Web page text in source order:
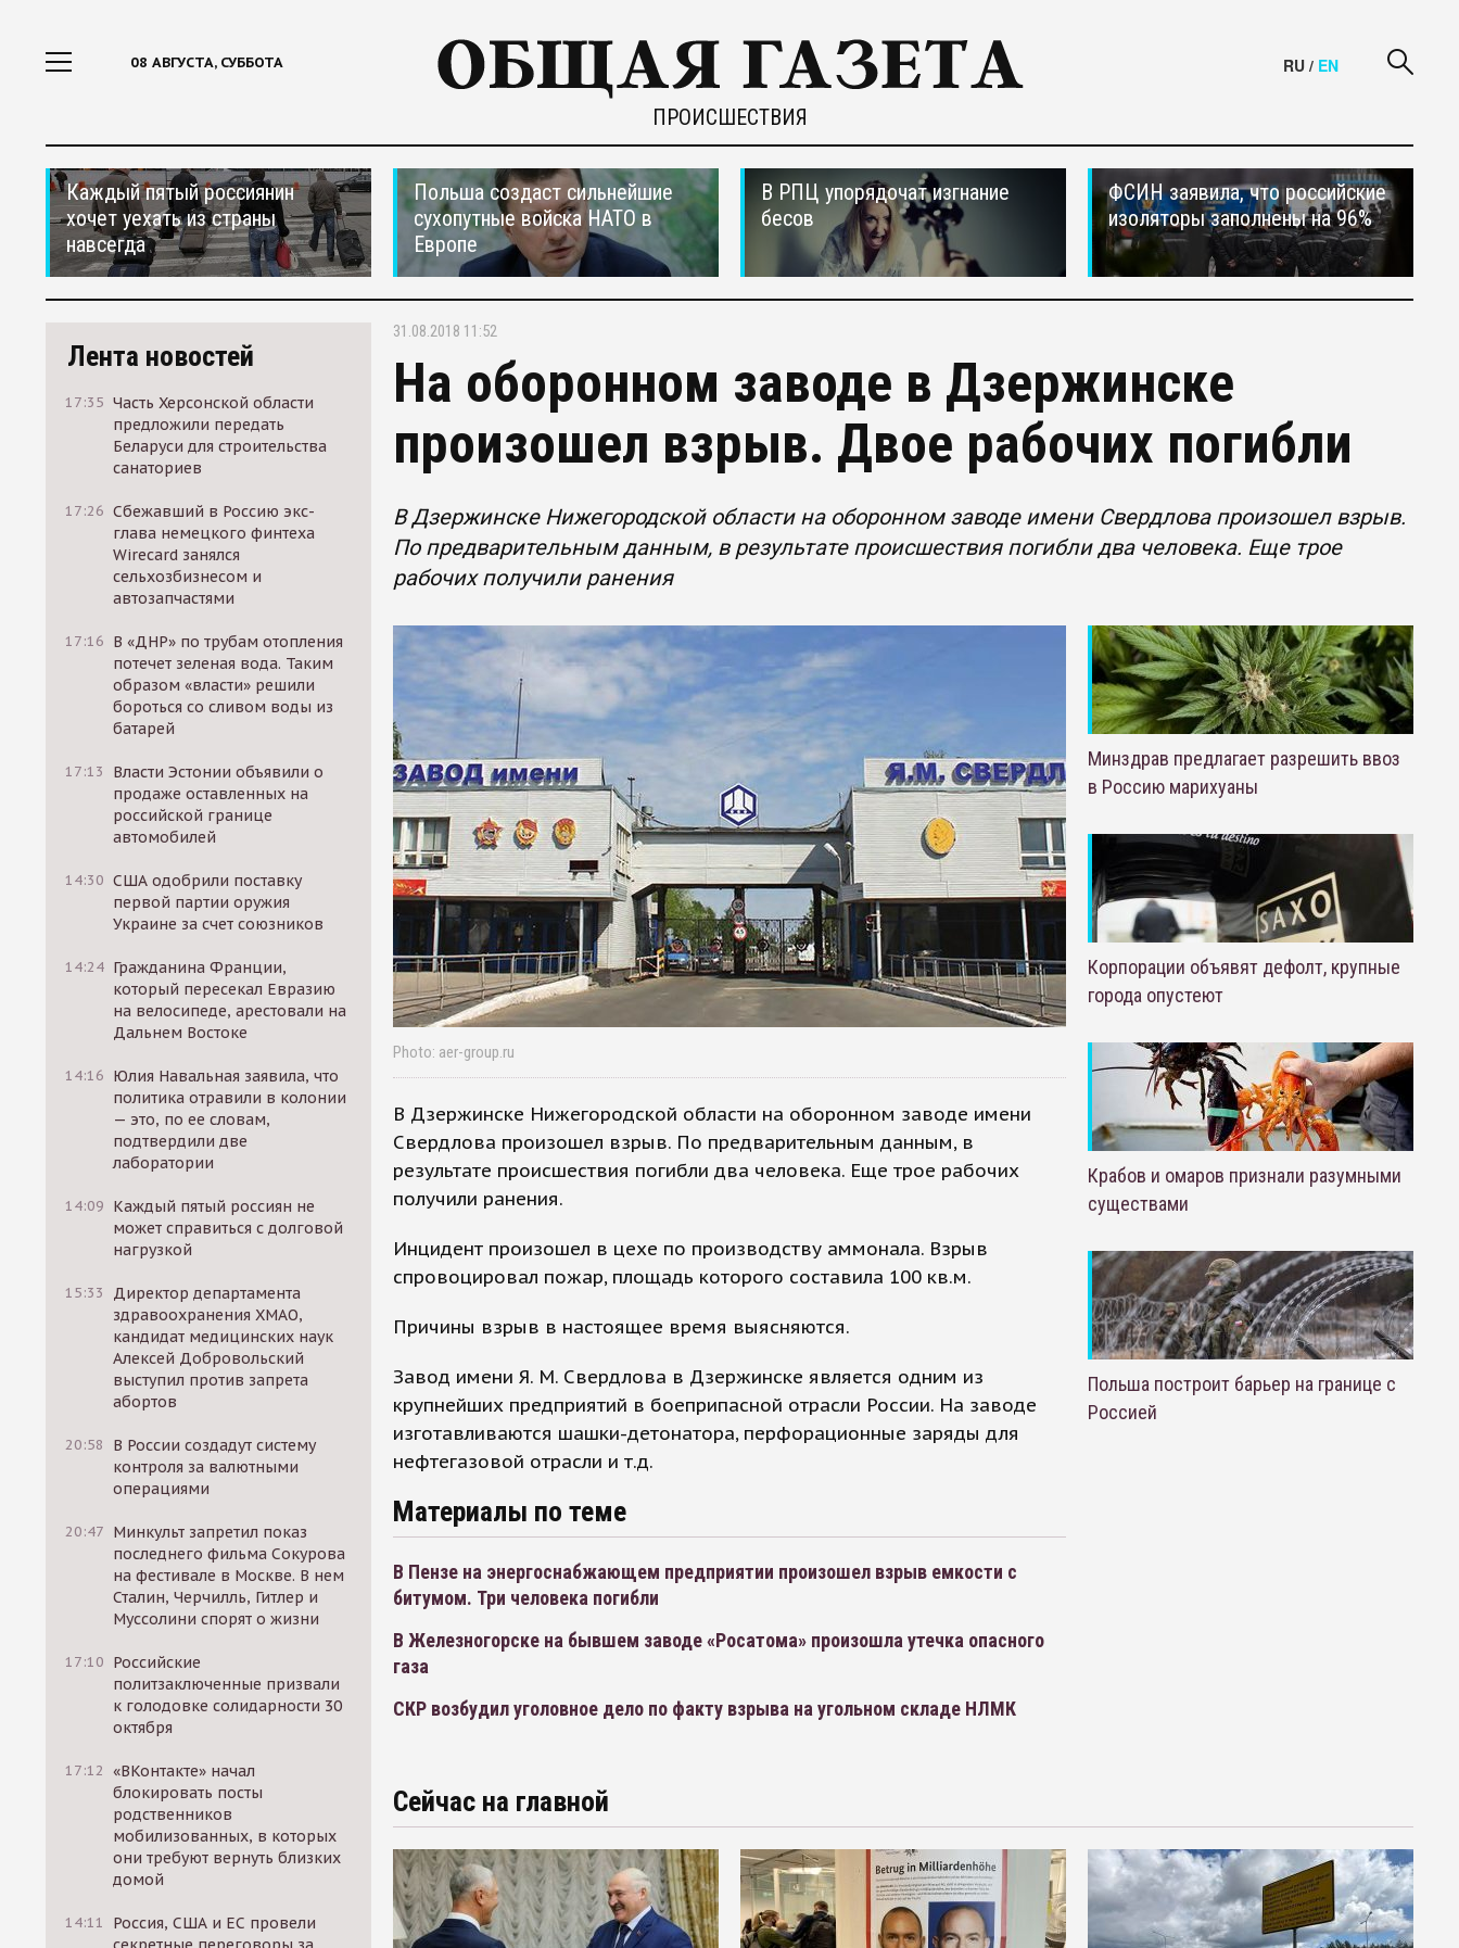
08 АВГУСТА, СУББОТА
ПРОИСШЕСТВИЯ
RU / EN
Каждый пятый россиянин
хочет уехать из страны
навсегда
Польша создаст сильнейшие
сухопутные войска НАТО в
Европе
В РПЦ упорядочат изгнание
бесов
ФСИН заявила, что российские
изоляторы заполнены на 96%
Лента новостей
17:35 Часть Херсонской области
предложили передать
Беларуси для строительства
санаториев
17:26 Сбежавший в Россию экс-
глава немецкого финтеха
Wirecard занялся
сельхозбизнесом и
автозапчастями
17:16 В «ДНР» по трубам отопления
потечет зеленая вода. Таким
образом «власти» решили
бороться со сливом воды из
батарей
17:13
Власти Эстонии объявили о
продаже оставленных на
российской границе
автомобилей
14:30 США одобрили поставку
первой партии оружия
Украине за счет союзников
14:24 Гражданина Франции,
который пересекал Евразию
на велосипеде, арестовали на
Дальнем Востоке
14:16 Юлия Навальная заявила, что
политика отравили в колонии
— это, по ее словам,
подтвердили две
лаборатории
14:09 Каждый пятый россиян не
может справиться с долговой
нагрузкой
15:33
Директор департамента
здравоохранения ХМАО,
кандидат медицинских наук
Алексей Добровольский
выступил против запрета
абортов
20:58
В России создадут систему
контроля за валютными
операциями
20:47 Минкульт запретил показ
последнего фильма Сокурова
на фестивале в Москве. В нем
Сталин, Черчилль, Гитлер и
Муссолини спорят о жизни
17:10 Российские
политзаключенные призвали
к голодовке солидарности 30
октября
17:12 «ВКонтакте» начал
блокировать посты
родственников
мобилизованных, в которых
они требуют вернуть близких
домой
14:11
Россия, США и ЕС провели
31.08.2018 11:52
На оборонном заводе в Дзержинске
произошел взрыв. Двое рабочих погибли
В Дзержинске Нижегородской области на оборонном заводе имени Свердлова произошел взрыв.
По предварительным данным, в результате происшествия погибли два человека. Еще трое
рабочих получили ранения
Photo: aer-group.ru
В Дзержинске Нижегородской области на оборонном заводе имени
Свердлова произошел взрыв. По предварительным данным, в
результате происшествия погибли два человека. Еще трое рабочих
получили ранения.
Инцидент произошел в цехе по производству аммонала. Взрыв
спровоцировал пожар, площадь которого составила 100 кв.м.
Причины взрыв в настоящее время выясняются.
Завод имени Я. М. Свердлова в Дзержинске является одним из
крупнейших предприятий в боеприпасной отрасли России. На заводе
изготавливаются шашки-детонатора, перфорационные заряды для
нефтегазовой отрасли и т.д.
Материалы по теме
В Пензе на энергоснабжающем предприятии произошел взрыв емкости с
битумом. Три человека погибли
В Железногорске на бывшем заводе «Росатома» произошла утечка опасного
газа
СКР возбудил уголовное дело по факту взрыва на угольном складе НЛМК
Минздрав предлагает разрешить ввоз
в Россию марихуаны
Корпорации объявят дефолт, крупные
города опустеют
Крабов и омаров признали разумными
существами
Польша построит барьер на границе с
Россией
Сейчас на главной